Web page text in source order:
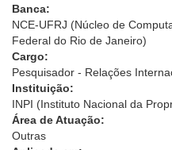
Banca:
NCE-UFRJ (Núcleo de
Federal do Rio de Janeiro)
Cargo:
Pesquisador - Relações
Instituição:
INPI (Instituto Nacional da
Área de Atuação:
Outras